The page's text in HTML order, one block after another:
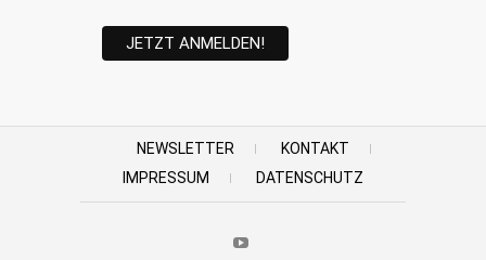
NEWSLETTER
KONTAKT
IMPRESSUM
DATENSCHUTZ
Youtube